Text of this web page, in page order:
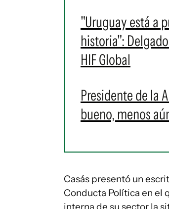
"Uruguay está a
historia":
HIF Global
Presidente de la
bueno, menos
Casás presentó un
Conducta Política en el